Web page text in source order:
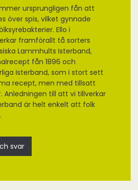
ursprungligen fån att
över spis, vilket gynnade
Ello i
framförallt tå sorters
Lammhults Isterband,
fån 1896 och
Isterband, som i stort sett
recept, men med tillsatt
Anledningen till att vi tillverkar
är helt enkelt att folk
svar